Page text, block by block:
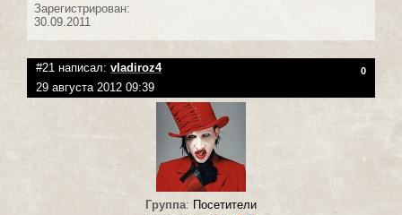
Зарегистрирован:
30.09.2011
#21 написал: vladiroz4 0
29 августа 2012 09:39
Группа: Посетители